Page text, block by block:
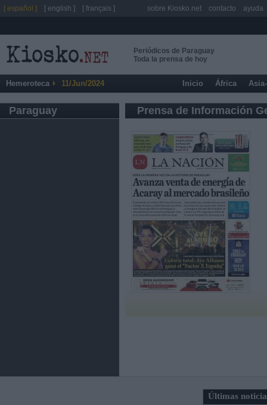
Periódicos de Paraguay
Toda la prensa de hoy
Hemeroteca 11/Jun/2024 Inicio África
Paraguay Prensa de Información
Últimas
[ español ] [ english ] [ français ] sobre Kiosko.net contacto ayuda